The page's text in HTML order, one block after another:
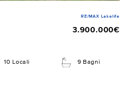
RE/MAX Lakelife
3.900.000€
10 Locali 9 Bagni